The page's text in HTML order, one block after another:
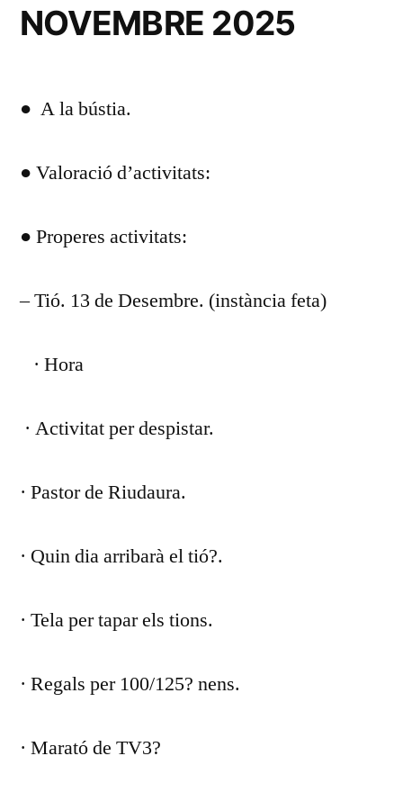
NOVEMBRE 2025
● A la bústia.
● Valoració d’activitats:
● Properes activitats:
– Tió. 13 de Desembre. (instància feta)
· Hora
· Activitat per despistar.
· Pastor de Riudaura.
· Quin dia arribarà el tió?.
· Tela per tapar els tions.
· Regals per 100/125? nens.
· Marató de TV3?